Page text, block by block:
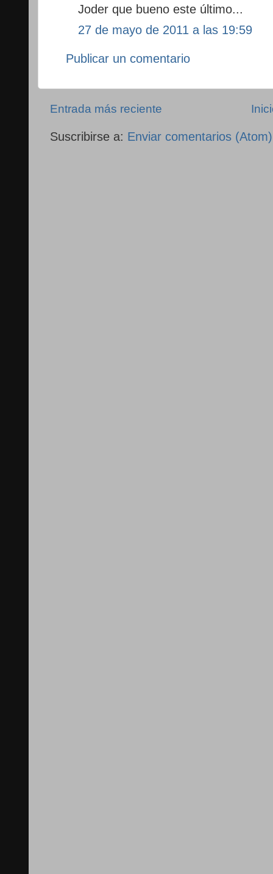
Joder que bueno este último...
27 de mayo de 2011 a las 19:59
Publicar un comentario
Entrada más reciente
Suscribirse a: Enviar comentarios (Atom)